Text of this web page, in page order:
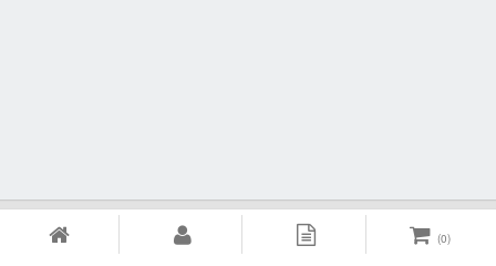
Powered By (0)